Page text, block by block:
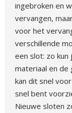
ingebroken en
vervangen,
voor het
verschillende
een slot: zo kun
materiaal en de
kan dit snel
snel bent
Nieuwe sloten